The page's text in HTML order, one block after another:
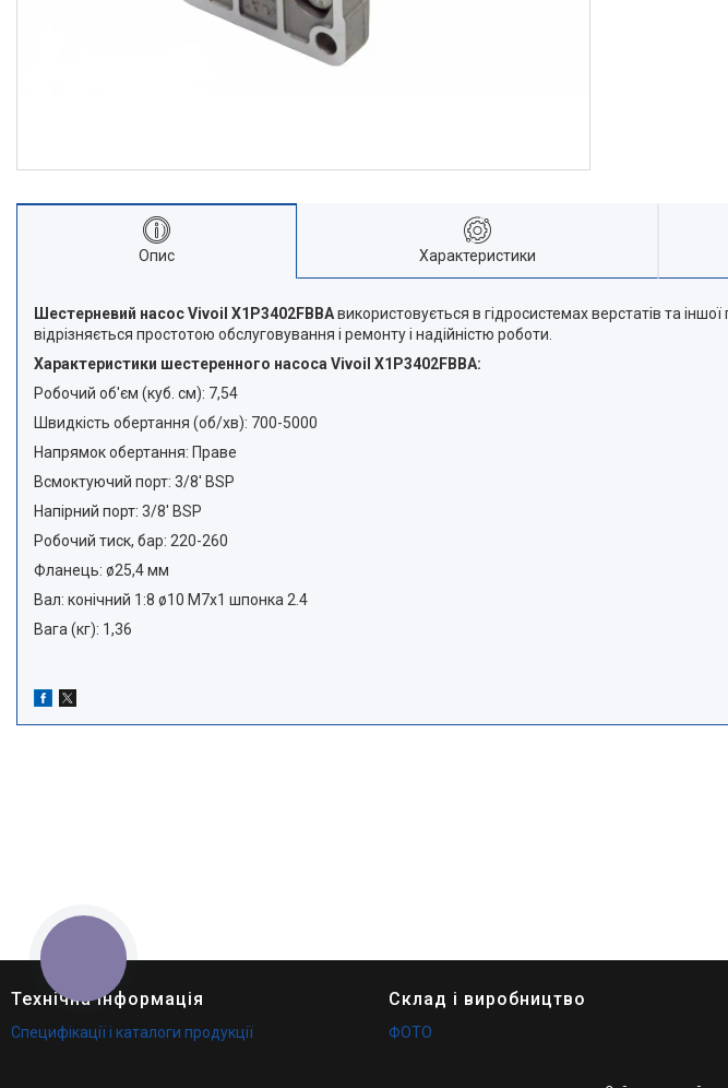
Опис Характеристики
Шестерневий насос Vivoil X1P3402FBBAвикористовується в гідросистемах верстатів та
відрізняється простотою обслуговування і ремонту і надійністю роботи.
Характеристики шестеренного насоса Vivoil X1P3402FBBA:
Робочий об'єм (куб. см): 7,54
Швидкість обертання (об/хв): 700-5000
Напрямок обертання: Праве
Всмоктуючий порт: 3/8' BSP
Напірний порт: 3/8' BSP
Робочий тиск, бар: 220-260
Фланець: ø25,4 мм
Вал: конічний 1:8 ø10 М7х1 шпонка 2.4
Вага (кг): 1,36
Технічна інформація
Специфікації і каталоги продукції
Склад і виробництво
ФОТО